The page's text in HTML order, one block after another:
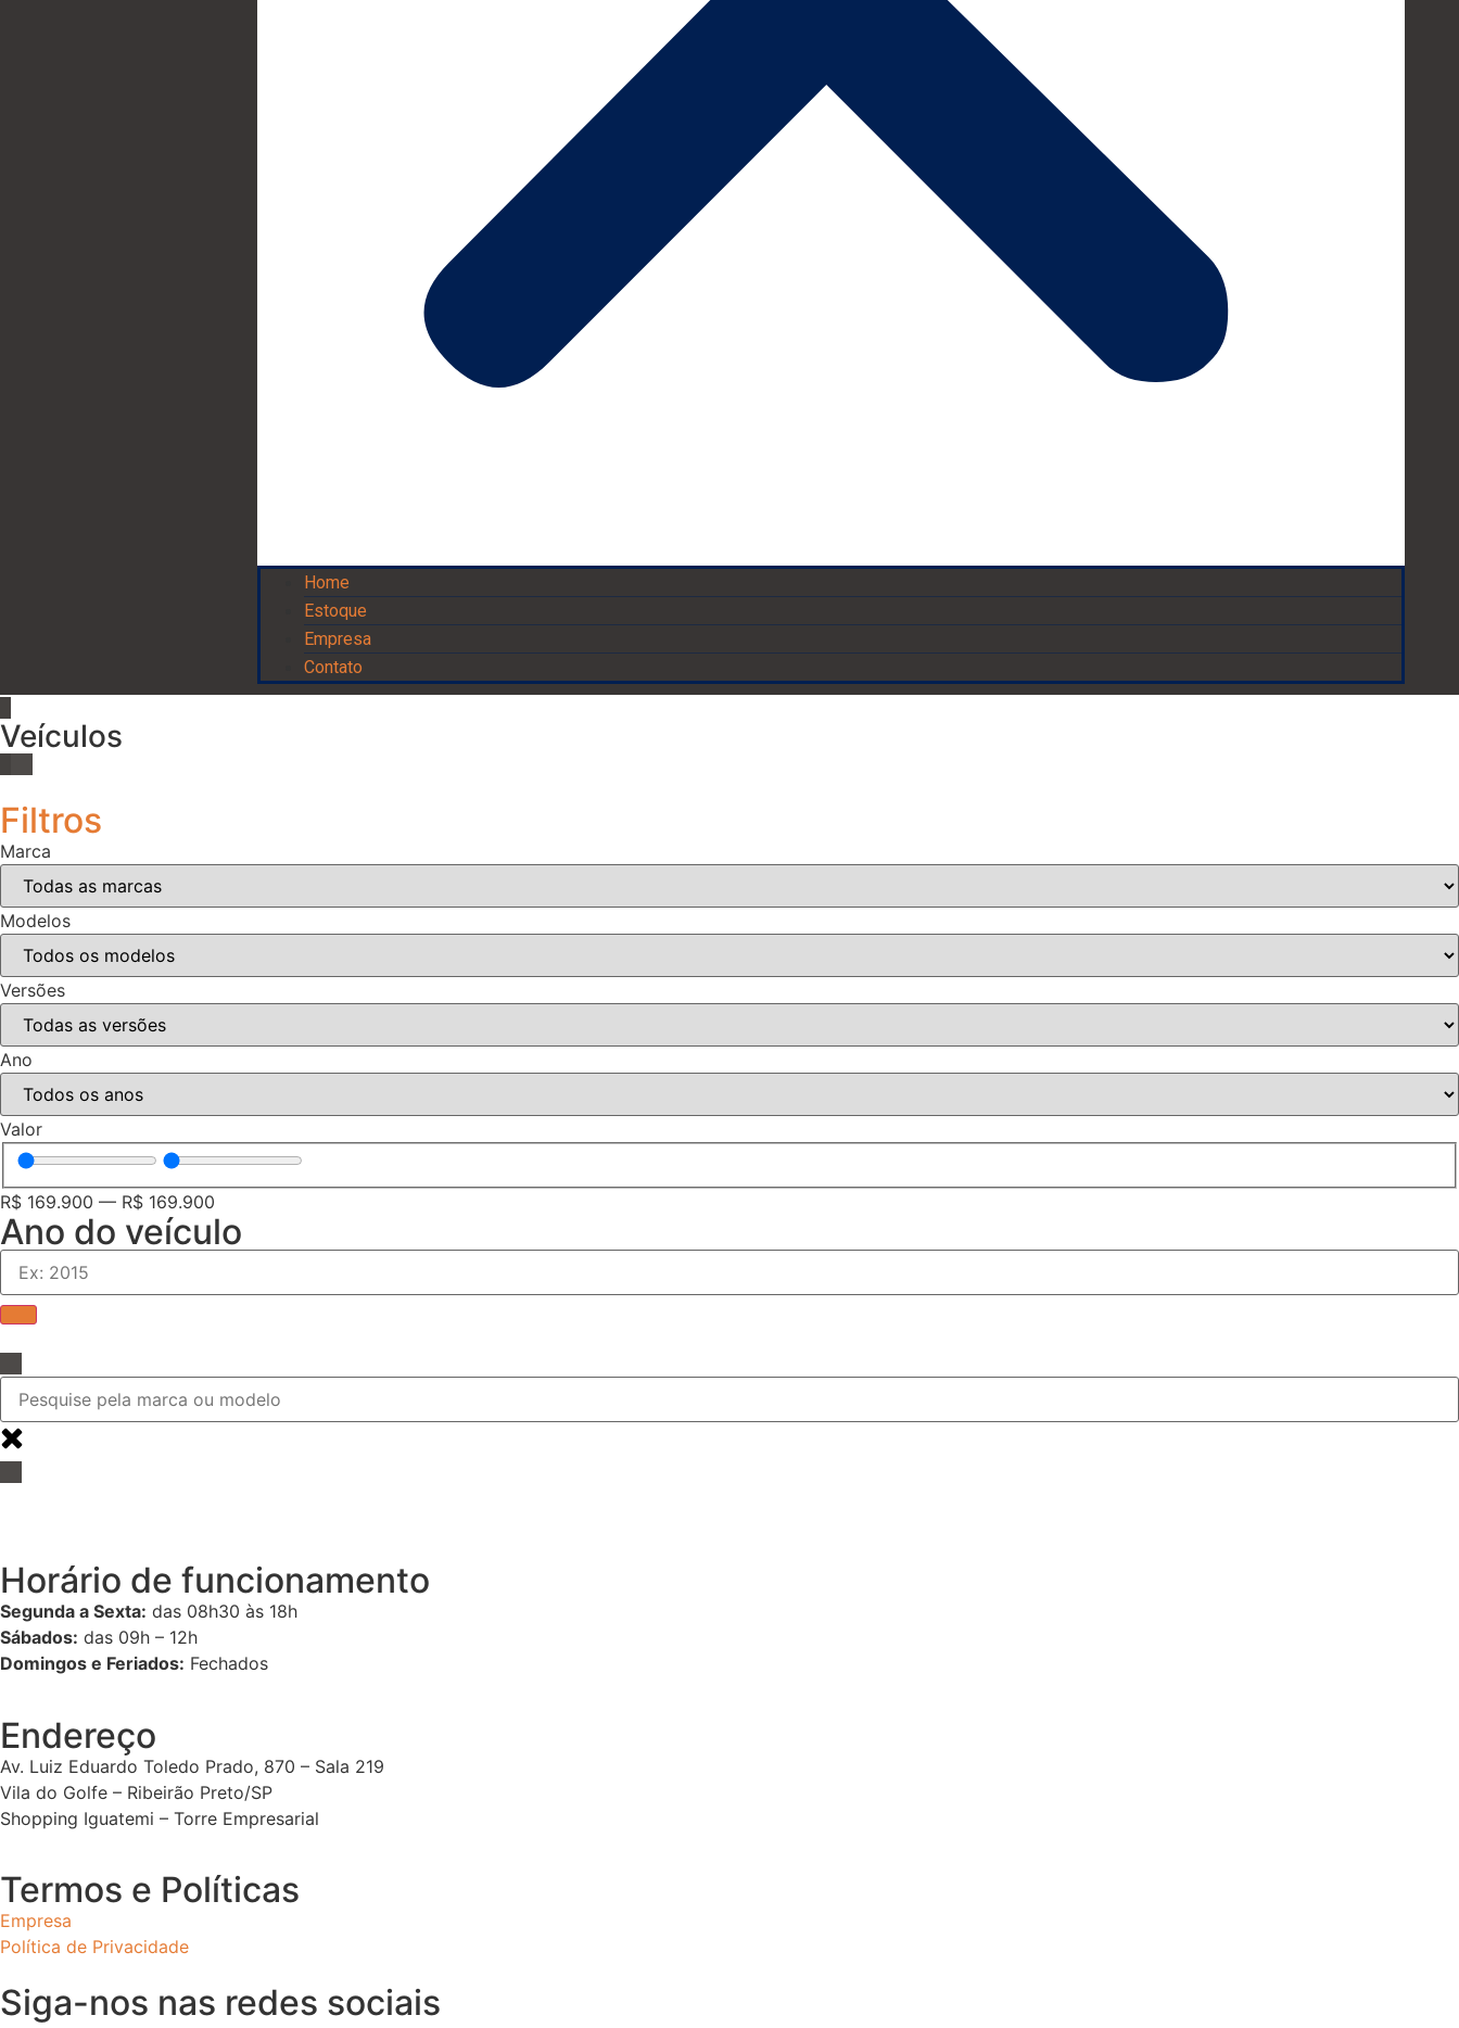
Home
Estoque
Empresa
Contato
Veículos
Filtros
Marca
Modelos
Versões
Ano
Valor
R$ 169.900 — R$ 169.900
Ano do veículo
Horário de funcionamento
Segunda a Sexta: das 08h30 às 18h
Sábados: das 09h – 12h
Domingos e Feriados: Fechados
Endereço
Av. Luiz Eduardo Toledo Prado, 870 – Sala 219
Vila do Golfe – Ribeirão Preto/SP
Shopping Iguatemi – Torre Empresarial
Termos e Políticas
Empresa
Política de Privacidade
Siga-nos nas redes sociais